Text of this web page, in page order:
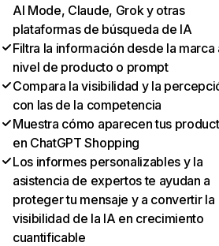
AI Mode, Claude, Grok y otras
plataformas de búsqueda de IA
Filtra la información desde la marca
nivel de producto o prompt
Compara la visibilidad y la
con las de la competencia
Muestra cómo aparecen tus
en ChatGPT Shopping
Los informes personalizables y la
asistencia de expertos te ayudan a
proteger tu mensaje y a convertir la
visibilidad de la IA en crecimiento
cuantificable